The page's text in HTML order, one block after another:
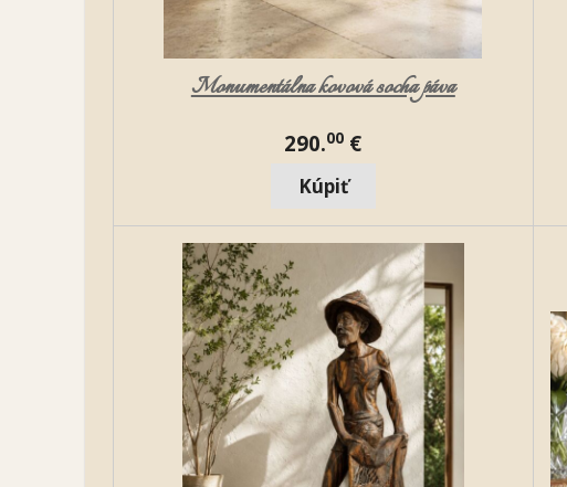
Monumentálna kovová socha páva
290.00 €